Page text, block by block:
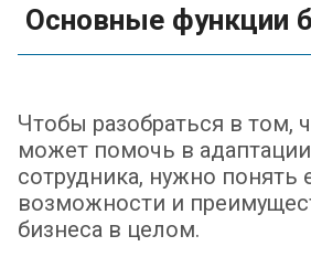
Основные функции
Чтобы разобраться в том,
может помочь в
сотрудника, нужно понять
возможности и
бизнеса в целом.